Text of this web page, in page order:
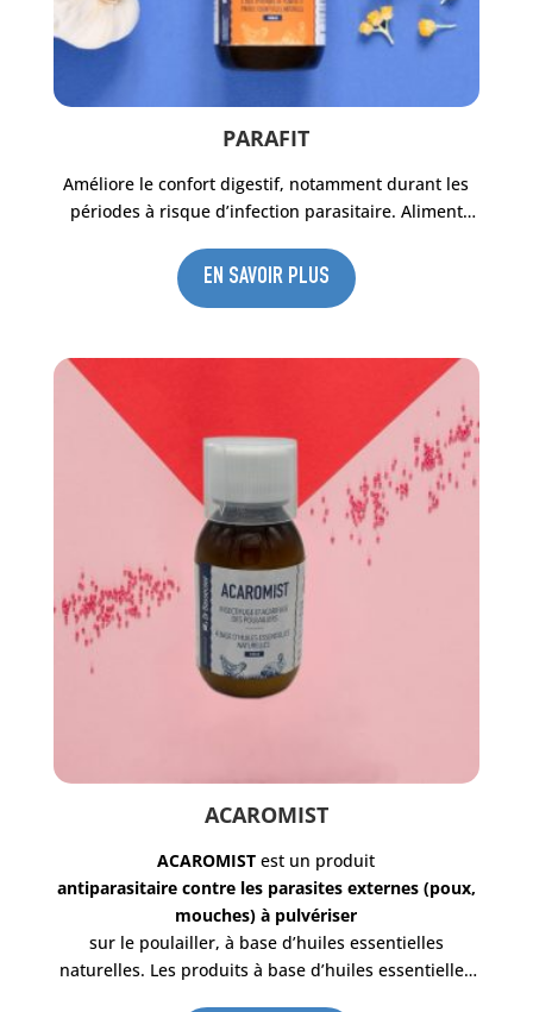
PARAFIT
Améliore le confort digestif, notamment durant les
périodes à risque d’infection parasitaire. Aliment
volailles à base d’extraits de plantes et d’huiles
essentielles naturelles. Utilisable en Agriculture
EN SAVOIR PLUS
ACAROMIST
ACAROMIST est un produit
antiparasitaire contre les parasites externes (poux,
mouches) à pulvériser
sur le poulailler, à base d’huiles essentielles
naturelles. Les produits à base d’huiles essentielles